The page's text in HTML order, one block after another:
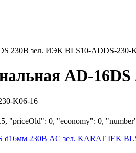
230В зел. ИЭК BLS10-ADDS-230-
AD-
K06-16
"priceOld": 0, "economy": 0,